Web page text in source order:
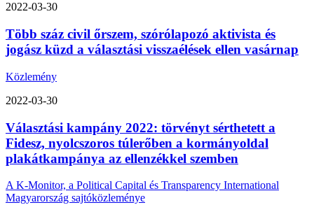
2022-03-30
Több száz civil őrszem, szórólapozó aktivista és
jogász küzd a választási visszaélések ellen vasárnap
Közlemény
2022-03-30
Választási kampány 2022: törvényt sérthetett a
Fidesz, nyolcszoros túlerőben a kormányoldal
plakátkampánya az ellenzékkel szemben
A K-Monitor, a Political Capital és Transparency International
Magyarország sajtóközleménye